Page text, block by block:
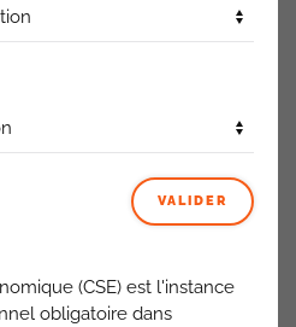
de l’outil Salesforce ne
et les
pour les collègues un
VALIDER
(CSE) est l'instance
obligatoire dans